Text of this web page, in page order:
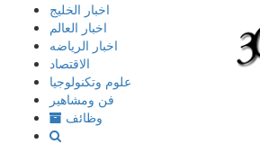
إذهب
المحتوى
اخبار الخليج
اخبار العالم
اخبار الرياضه
الاقتصاد
علوم وتكنولوجيا
فن ومشاهير
وظائف